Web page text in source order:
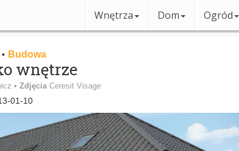
Wnętrza Dom Ogród
• Budowa
wnętrze
•ZdjęciaCeresit Visage
01-10